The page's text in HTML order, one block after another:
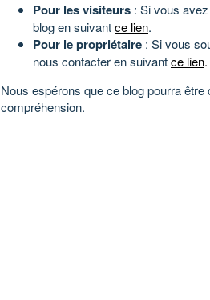
Pour les visiteurs : Si vous
blog en suivantce lien.
Pour le propriétaire : Si vous
nous contacter en suivantce lien.
Nous espérons que ce blog pourra
compréhension.